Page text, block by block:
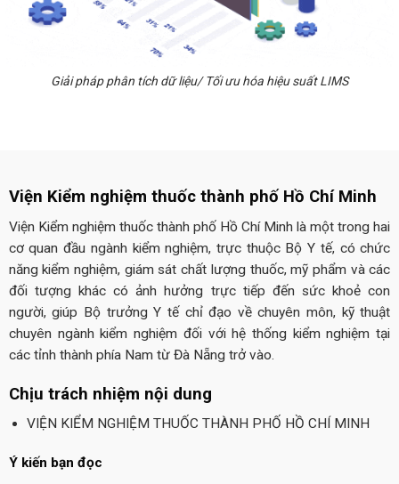
Giải pháp phân tích dữ liệu/ Tối ưu hóa hiệu suất LIMS
Viện Kiểm nghiệm thuốc thành phố Hồ Chí Minh
Viện Kiểm nghiệm thuốc thành phố Hồ Chí Minh là một trong hai
cơ quan đầu ngành kiểm nghiệm, trực thuộc Bộ Y tế, có chức
năng kiểm nghiệm, giám sát chất lượng thuốc, mỹ phẩm và các
đối tượng khác có ảnh hưởng trực tiếp đến sức khoẻ con
người, giúp Bộ trưởng Y tế chỉ đạo về chuyên môn, kỹ thuật
chuyên ngành kiểm nghiệm đối với hệ thống kiểm nghiệm tại
các tỉnh thành phía Nam từ Đà Nẵng trở vào.
Chịu trách nhiệm nội dung
VIỆN KIỂM NGHIỆM THUỐC THÀNH PHỐ HỒ CHÍ MINH
Ý kiến bạn đọc